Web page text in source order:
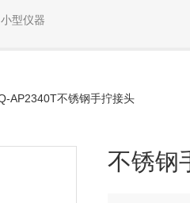
型仪器
AP2340T不锈钢手拧接头
不锈钢